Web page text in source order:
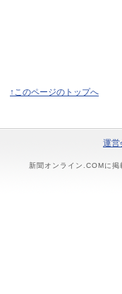
↑このページのトップへ
運営
新聞オンライン.COMに